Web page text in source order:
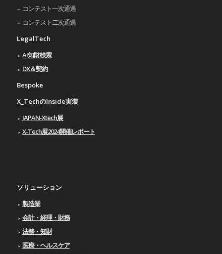
コンテスト一次通過
コンテスト二次通過
LegalTech
AI知財検索
DX＆契約
Bespoke
X_TechのInside実装
JAPAN-Xtech展
X-Tech展2024開催レポート
ソリューション
製造業
会計・経理・財務
法務・知財
医療・ヘルスケア